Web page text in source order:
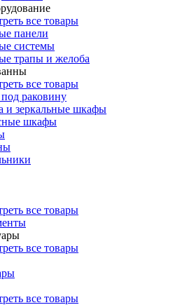
все товары
панели
системы
трапы и желоба
все товары
раковину
и зеркальные шкафы
шкафы
все товары
все товары
все товары